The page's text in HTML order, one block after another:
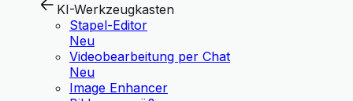
KI-Werkzeugkasten
Stapel-Editor
Neu
Videobearbeitung per Chat
Neu
Image Enhancer